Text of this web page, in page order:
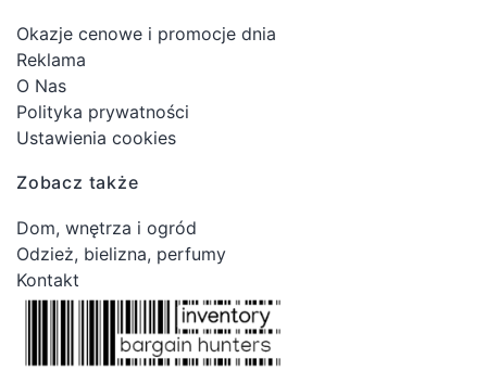
Okazje cenowe i promocje dnia
Reklama
O Nas
Polityka prywatności
Ustawienia cookies
Zobacz także
Dom, wnętrza i ogród
Odzież, bielizna, perfumy
Kontakt